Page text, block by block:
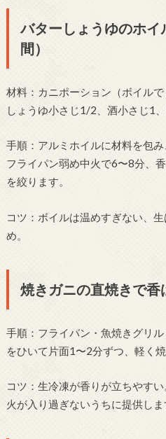
バターしょうゆのホ
間）
材料：カニポーション（ボイル
しょうゆ小さじ1/2、酒小さじ1、
手順：アルミホイルに材料を包
フライパン弱め中火で6〜8分、
を絞ります。
コツ：ボイルは温めすぎない、
め。
焼きガニの直焼きで香
手順：フライパン・魚焼きグリ
をひいて片面1〜2分ずつ、軽く
コツ：生冷凍が香りが立ちやす
火が入り過ぎないうちに提供しま